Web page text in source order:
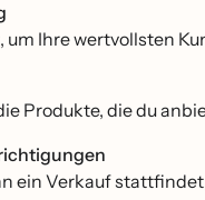
, um Ihre wertvollsten
Produkte, die du
ein Verkauf